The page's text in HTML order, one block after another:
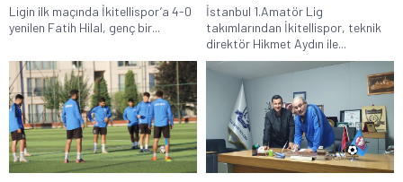
Ligin ilk maçında İkitellispor’a 4-0
yenilen Fatih Hilal, genç bir...
İstanbul 1.Amatör Lig
takımlarından İkitellispor, teknik
direktör Hikmet Aydın ile...